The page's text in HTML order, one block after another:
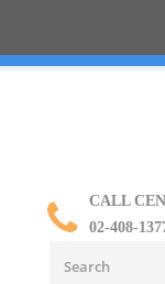
CALL
02-408-
น ราคาส่ง